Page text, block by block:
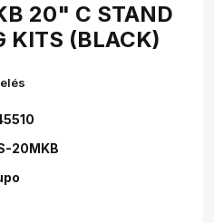
20" C STAND
KITS (BLACK)
20MKB